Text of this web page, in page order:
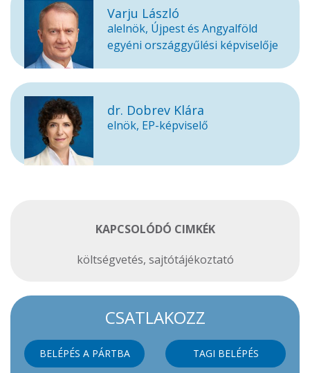
Varju László
alelnök, Újpest és Angyalföld
egyéni országgyűlési képviselője
dr. Dobrev Klára
elnök, EP-képviselő
KAPCSOLÓDÓ CIMKÉK
költségvetés, sajtótájékoztató
CSATLAKOZZ
BELÉPÉS A PÁRTBA TAGI BELÉPÉS